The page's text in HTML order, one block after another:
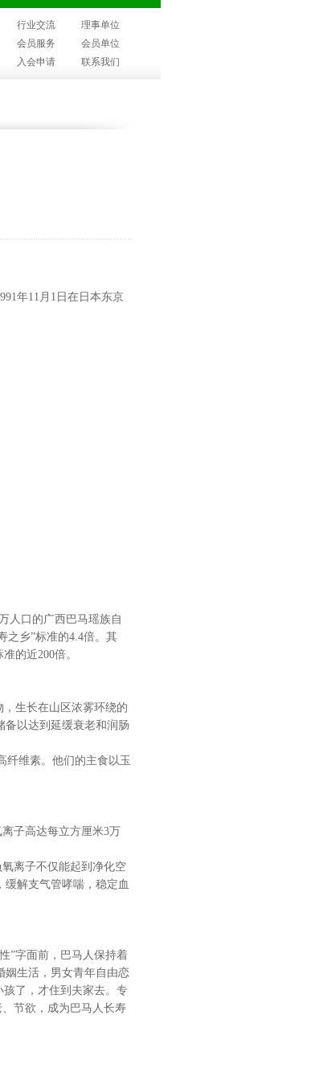
行业交流
理事单位
会员服务
会员单位
入会申请 联系我们
年11月1日在日本东京
人口的广西巴马瑶族自
之乡”标准的4.4倍。其
的近200倍。
生长在山区浓雾环绕的
备以达到延缓衰老和润肠
维素。他们的主食以玉
子高达每立方厘米3万
离子不仅能起到净化空
解支气管哮喘，稳定血
”字面前，巴马人保持着
姻生活，男女青年自由恋
了，才住到夫家去。专
节欲，成为巴马人长寿